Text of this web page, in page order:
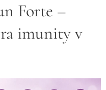
Forte –
imunity v